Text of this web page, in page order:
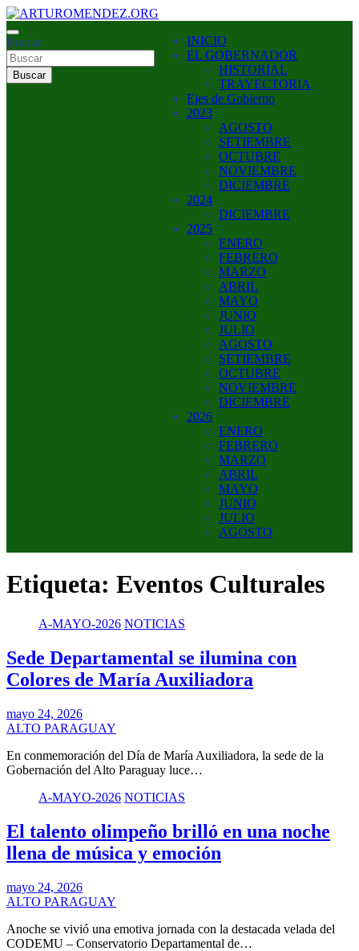
Saltar
al
contenido
ARTUROMENDEZ.ORG
ARTURO MENDEZ GOBERNADOR 2023
Buscar
Buscar
INICIO
EL GOBERNADOR
HISTORIAL
TRAYECTORIA
Ejes de Gobierno
2023
AGOSTO
SETIEMBRE
OCTUBRE
NOVIEMBRE
DICIEMBRE
2024
DICIEMBRE
2025
ENERO
FEBRERO
MARZO
ABRIL
MAYO
JUNIO
JULIO
AGOSTO
SETIEMBRE
OCTUBRE
NOVIEMBRE
DICIEMBRE
2026
ENERO
FEBRERO
MARZO
ABRIL
MAYO
JUNIO
JULIO
AGOSTO
Etiqueta: Eventos Culturales
A-MAYO-2026 NOTICIAS
Sede Departamental se ilumina con
Colores de María Auxiliadora
mayo 24, 2026
ALTO PARAGUAY
En conmemoración del Día de María Auxiliadora, la sede de la
Gobernación del Alto Paraguay luce…
A-MAYO-2026 NOTICIAS
El talento olimpeño brilló en una noche
llena de música y emoción
mayo 24, 2026
ALTO PARAGUAY
Anoche se vivió una emotiva jornada con la destacada velada del
CODEMU – Conservatorio Departamental de…